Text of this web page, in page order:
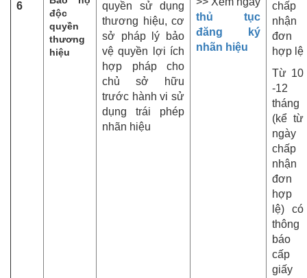
6
độc
quyền
thương
hiệu
quyền sử dụng
thương hiệu, cơ
sở pháp lý bảo
vệ quyền lợi ích
hợp pháp cho
chủ sở hữu
trước hành vi sử
dụng trái phép
nhãn hiệu
thủ tục
đăng ký
nhãn hiệu
chấp
nhận
đơn
hợp lệ
Từ 10
-12
tháng
(kể từ
ngày
chấp
nhận
đơn
hợp
lệ) có
thông
báo
cấp
giấy